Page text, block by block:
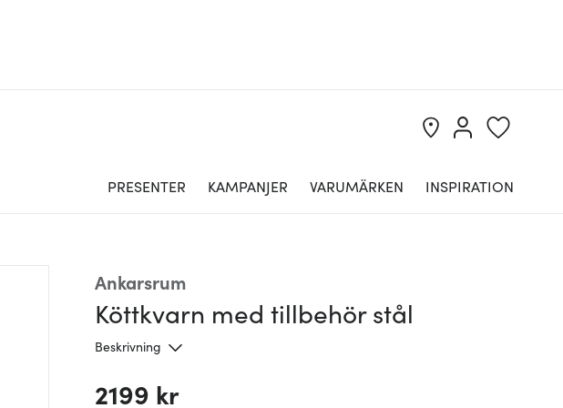
PRESENTER KAMPANJER VARUMÄRKEN INSPIRATION
Ankarsrum
Köttkvarn med tillbehör stål
Beskrivning
2199 kr